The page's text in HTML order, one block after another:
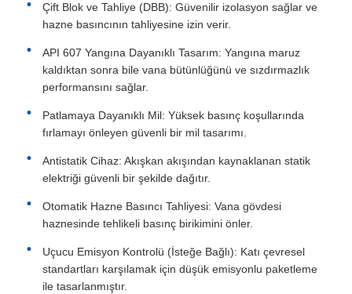
Çift Blok ve Tahliye (DBB): Güvenilir izolasyon sağlar ve
hazne basıncının tahliyesine izin verir.
API 607 Yangına Dayanıklı Tasarım: Yangına maruz
kaldıktan sonra bile vana bütünlüğünü ve sızdırmazlık
performansını sağlar.
Patlamaya Dayanıklı Mil: Yüksek basınç koşullarında
fırlamayı önleyen güvenli bir mil tasarımı.
Antistatik Cihaz: Akışkan akışından kaynaklanan statik
elektriği güvenli bir şekilde dağıtır.
Otomatik Hazne Basıncı Tahliyesi: Vana gövdesi
haznesinde tehlikeli basınç birikimini önler.
Uçucu Emisyon Kontrolü (İsteğe Bağlı): Katı çevresel
standartları karşılamak için düşük emisyonlu paketleme
ile tasarlanmıştır.